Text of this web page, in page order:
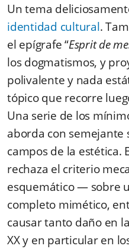
Un tema
identidad cultural.
el epígrafe “Esprit de
los dogmatismos, y
polivalente y nada
tópico que recorre
Una serie de los
aborda con semejante
campos de la estética.
rechaza el criterio
esquemático — sobre
completo mimético,
causar tanto daño en
XX y en particular en